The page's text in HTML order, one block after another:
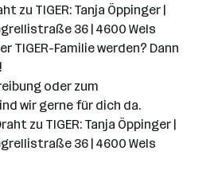
zu TIGER: Tanja Öppinger |
36 | 4600 Wels
TIGER-Familie werden? Dann
oder zum
wir gerne für dich da.
zu TIGER: Tanja Öppinger |
36 | 4600 Wels